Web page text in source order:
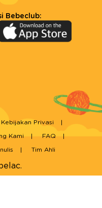
Bebeclub:
Kebijakan Privasi
Kami FAQ
Tim Ahli